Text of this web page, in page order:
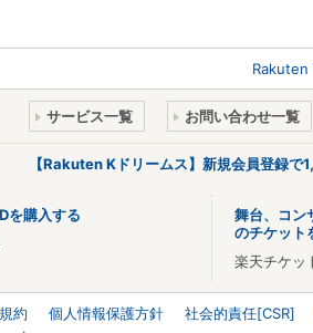
Rakuten
サービス一覧 お問い合わせ一覧
【Rakuten Kドリームス】新規会員登録で
を購入する
舞台、コン
のチケット
楽天チケッ
約 個人情報保護方針 社会的責任[CSR]